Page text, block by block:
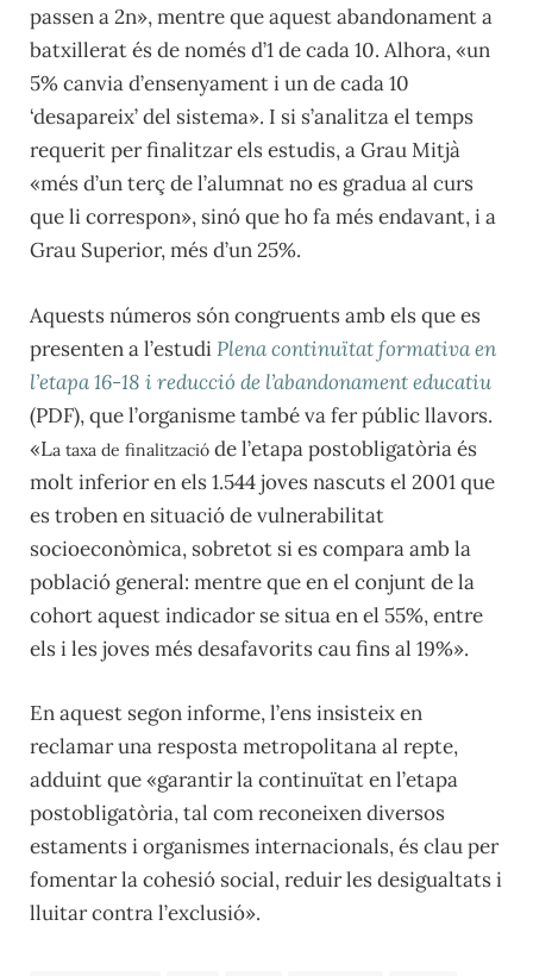
passen a 2n», mentre que aquest abandonament a
batxillerat és de només d’1 de cada 10. Alhora, «un
5% canvia d’ensenyament i un de cada 10
‘desapareix’ del sistema». I si s’analitza el temps
requerit per finalitzar els estudis, a Grau Mitjà
«més d’un terç de l’alumnat no es gradua al curs
que li correspon», sinó que ho fa més endavant, i a
Grau Superior, més d’un 25%.
Aquests números són congruents amb els que es
presenten a l’estudiPlena continuïtat formativa en
l’etapa 16-18 i reducció de l’abandonament educatiu
(PDF), que l’organisme també va fer públic llavors.
«La taxa de finalització de l’etapa postobligatòria és
molt inferior en els 1.544 joves nascuts el 2001 que
es troben en situació de vulnerabilitat
socioeconòmica, sobretot si es compara amb la
població general: mentre que en el conjunt de la
cohort aquest indicador se situa en el 55%, entre
els i les joves més desafavorits cau fins al 19%».
En aquest segon informe, l’ens insisteix en
reclamar una resposta metropolitana al repte,
adduint que «garantir la continuïtat en l’etapa
postobligatòria, tal com reconeixen diversos
estaments i organismes internacionals, és clau per
fomentar la cohesió social, reduir les desigualtats i
lluitar contra l’exclusió».